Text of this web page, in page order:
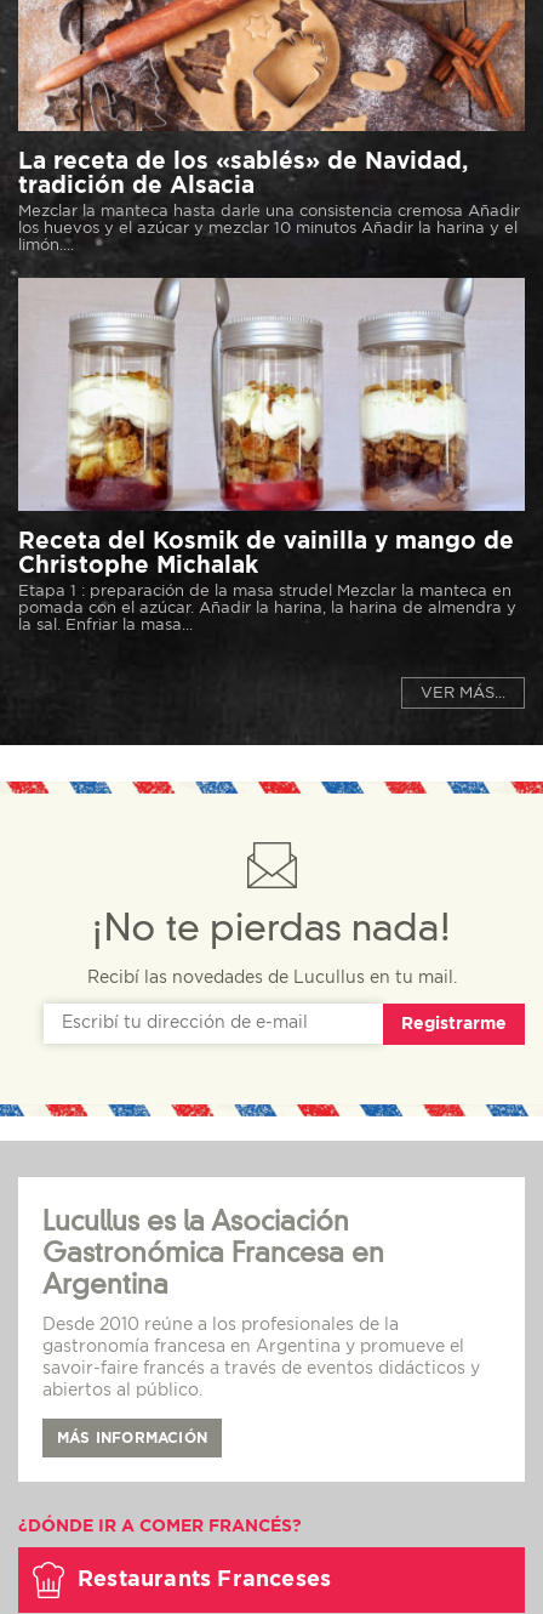
La receta de los «sablés» de Navidad,
tradición de Alsacia
Mezclar la manteca hasta darle una consistencia cremosa Añadir
los huevos y el azúcar y mezclar 10 minutos Añadir la harina y el
limón....
Receta del Kosmik de vainilla y mango de
Christophe Michalak
Etapa 1 : preparación de la masa strudel Mezclar la manteca en
pomada con el azúcar. Añadir la harina, la harina de almendra y
la sal. Enfriar la masa...
VER MÁS...
¡No te pierdas nada!
Recibí las novedades de Lucullus en tu mail.
Registrarme
Lucullus es la Asociación
Gastronómica Francesa en
Argentina
Desde 2010 reúne a los profesionales de la
gastronomía francesa en Argentina y promueve el
savoir-faire francés a través de eventos didácticos y
abiertos al público.
MÁS INFORMACIÓN
¿DÓNDE IR A COMER FRANCÉS?
Restaurants Franceses